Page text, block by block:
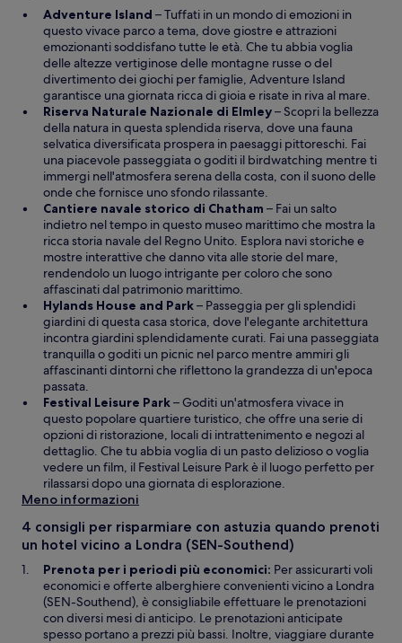
s
t
r
a
Adventure Island A
p
e
r
t
u
r
a
i
n
u
n
’
a
l
t
r
a
f
i
n
e
s
r
a
– Tuffati in un mondo di emozioni in
questo vivace parco a tema, dove giostre e attrazioni
emozionanti soddisfano tutte le età. Che tu abbia voglia
delle altezze vertiginose delle montagne russe o del
divertimento dei giochi per famiglie, Adventure Island
garantisce una giornata ricca di gioia e risate in riva al mare.
Riserva Naturale Nazionale di ElmleyA
p
e
r
t
r
a
i
n
u
’
a
l
t
r
f
i
n
e
s
t
– Scopri la bellezza
della natura in questa splendida riserva, dove una fauna
selvatica diversificata prospera in paesaggi pittoreschi. Fai
una piacevole passeggiata o goditi il birdwatching mentre ti
immergi nell'atmosfera serena della costa, con il suono delle
onde che fornisce uno sfondo rilassante.
Cantiere navale storico di Chatham A
p
e
r
t
r
a
n
u
’
a
l
t
r
a
n
e
s
t
r
a
– Fai un salto
indietro nel tempo in questo museo marittimo che mostra la
ricca storia navale del Regno Unito. Esplora navi storiche e
mostre interattive che danno vita alle storie del mare,
rendendolo un luogo intrigante per coloro che sono
affascinati dal patrimonio marittimo.
Hylands House and ParkA
p
e
r
t
r
a
i
n
u
n
t
r
a
f
i
n
– Passeggia per gli splendidi
giardini di questa casa storica, dove l'elegante architettura
incontra giardini splendidamente curati. Fai una passeggiata
tranquilla o goditi un picnic nel parco mentre ammiri gli
affascinanti dintorni che riflettono la grandezza di un'epoca
passata.
Festival Leisure ParkA
p
e
r
t
u
i
n
u
n
’
a
l
– Goditi un'atmosfera vivace in
questo popolare quartiere turistico, che offre una serie di
opzioni di ristorazione, locali di intrattenimento e negozi al
dettaglio. Che tu abbia voglia di un pasto delizioso o voglia
vedere un film, il Festival Leisure Park è il luogo perfetto per
rilassarsi dopo una giornata di esplorazione.
Meno informazioni
4 consigli per risparmiare con astuzia quando prenoti
un hotel vicino a Londra (SEN-Southend)
Prenota per i periodi più economici: Per assicurarti voli
economici e offerte alberghiere convenienti vicino a Londra
(SEN-Southend), è consigliabile effettuare le prenotazioni
con diversi mesi di anticipo. Le prenotazioni anticipate
spesso portano a prezzi più bassi. Inoltre, viaggiare durante